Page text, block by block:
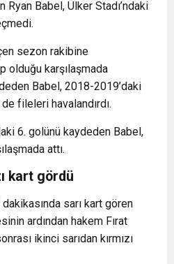
Babel, Ülker Stadı’ndaki
sezon rakibine
olduğu karşılaşmada
Babel, 2018-2019’daki
fileleri havalandırdı.
6. golünü kaydeden Babel,
attı.
kart gördü
sarı kart gören
ardından hakem Fırat
ikinci sarıdan kırmızı